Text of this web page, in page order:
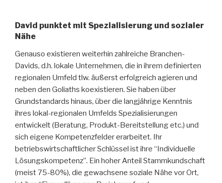
David punktet mit Spezialisierung und sozialer
Nähe
Genauso existieren weiterhin zahlreiche Branchen-
Davids, d.h. lokale Unternehmen, die in ihrem definierten
regionalen Umfeld tlw. äußerst erfolgreich agieren und
neben den Goliaths koexistieren. Sie haben über
Grundstandards hinaus, über die langjährige Kenntnis
ihres lokal-regionalen Umfelds Spezialisierungen
entwickelt (Beratung, Produkt-Bereitstellung etc.) und
sich eigene Kompetenzfelder erarbeitet. Ihr
betriebswirtschaftlicher Schlüssel ist ihre “Individuelle
Lösungskompetenz”. Ein hoher Anteil Stammkundschaft
(meist 75-80%), die gewachsene soziale Nähe vor Ort,